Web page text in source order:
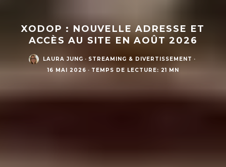
XODOP : NOUVELLE ADRESSE ET
ACCÈS AU SITE EN AOÛT 2026
LAURA JUNG · STREAMING & DIVERTISSEMENT ·
16 MAI 2026 · TEMPS DE LECTURE: 21 MN